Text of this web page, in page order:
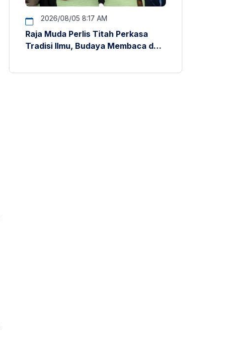
2026/08/05 8:17 AM
Raja Muda Perlis Titah Perkasa
Tradisi Ilmu, Budaya Membaca dan